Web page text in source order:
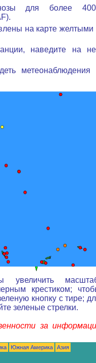
для более
на карте желтыми
наведите на
метеонаблюдения
увеличить
крестиком;
кнопку с тире;
зеленые стрелки.
за
Южная Америка
Азия